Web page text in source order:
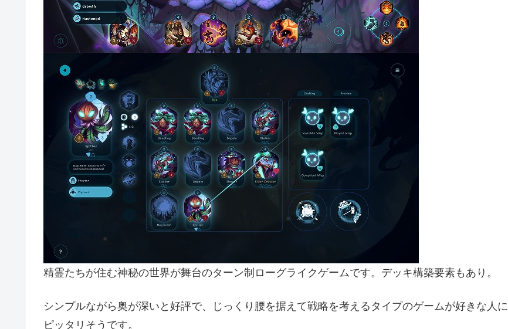
精霊たちが住む神秘の世界が舞台のターン制ローグライクゲームです。デッキ構築要素もあり。
シンプルながら奥が深いと好評で、じっくり腰を据えて戦略を考えるタイプのゲームが好きな人に
ピッタリそうです。